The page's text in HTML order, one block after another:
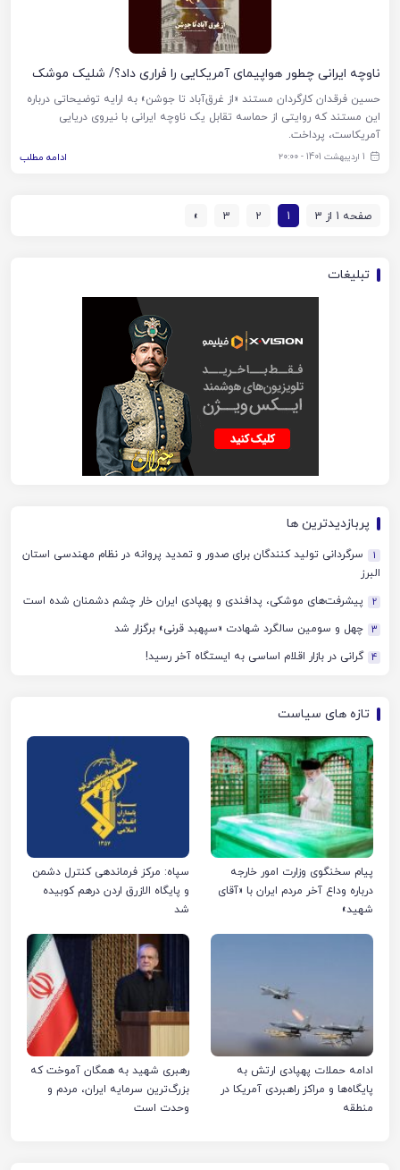
ناوچه ایرانی چطور هواپیمای آمریکایی را فراری داد؟/ شلیک موشک
حسین فرقدان کارگردان مستند «از غرق‌آباد تا جوشن» به ارایه توضیحاتی درباره
این مستند که روایتی از حماسه تقابل یک ناوچه ایرانی با نیروی دریایی
آمریکاست، پرداخت.
1 اردیبهشت 1401 - ۲۰:۰۰ ادامه مطلب
صفحه 1 از 3 1
2
3
»
تبلیغات
پربازدیدترین ها
1
سرگردانی تولید کنندگان برای صدور و تمدید پروانه در نظام مهندسی استان
البرز
2 پیشرفت‌های موشکی، پدافندی و پهپادی ایران خار چشم دشمنان شده است
3 چهل‌ و سومین سالگرد شهادت «سپهبد قرنی» برگزار شد
4 گرانی در بازار اقلام اساسی به ایستگاه آخر رسید!
تازه های سیاست
پیام سخنگوی وزارت امور خارجه
درباره وداع آخر مردم ایران با «آقای
شهید»
سپاه: مرکز فرماندهی کنترل دشمن
و پایگاه الازرق اردن درهم کوبیده
شد
ادامه حملات پهپادی ارتش به
پایگاه‌ها و مراکز راهبردی آمریکا در
منطقه
رهبری شهید به همگان آموخت که
بزرگ‌ترین سرمایه ایران، مردم و
وحدت است